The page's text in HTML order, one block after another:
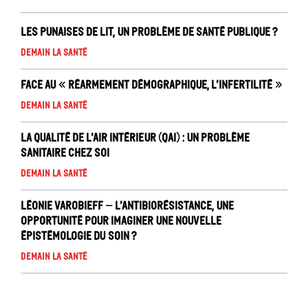
Les punaises de lit, un problème de santé publique ?
Demain la santé
Face au « réarmement démographique, l’infertilité »
Demain la santé
La Qualité de l’air intérieur (QAI) : un problème
sanitaire chez soi
Demain la santé
Léonie Varobieff – L’antibiorésistance, une
opportunité pour imaginer une nouvelle
épistémologie du soin ?
Demain la santé